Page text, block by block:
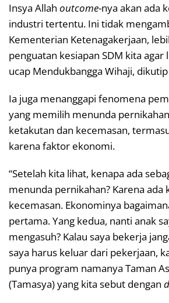
Insya Allah outcome-nya akan ada
industri tertentu. Ini tidak
Kementerian Ketenagakerjaan,
penguatan kesiapan SDM kita agar
ucap Mendukbangga Wihaji,
Ia juga menanggapi fenomena
yang memilih menunda
ketakutan dan kecemasan,
karena faktor ekonomi.
“Setelah kita lihat, kenapa ada
menunda pernikahan? Karena ada
kecemasan. Ekonominya
pertama. Yang kedua, nanti anak
mengasuh? Kalau saya bekerja
saya harus keluar dari pekerjaan,
punya program namanya Taman
(Tamasya) yang kita sebut dengan